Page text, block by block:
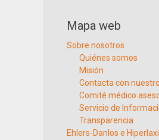
Mapa web
Sobre nosotros
Quiénes somos
Misión
Contacta con
Comité médico
Servicio de
Transparencia
Ehlers-Danlos e